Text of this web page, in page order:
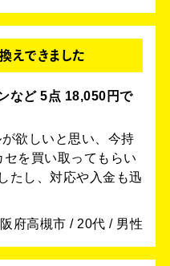
えできました
など 5点 18,050円で
欲しいと思い、今持
を買い取ってもらい
たし、対応や入金も迅
府高槻市 / 20代 / 男性